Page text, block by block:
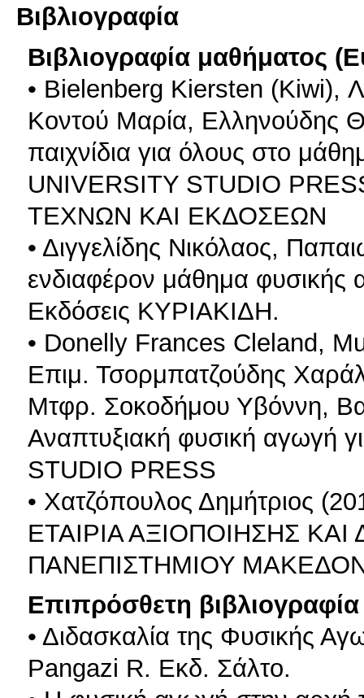
Βιβλιογραφία
Βιβλιογραφία μαθήματος
• Bielenberg Kiersten (Kiwi),
Κοντού Μαρία, Ελληνούδης
παιχνίδια για όλους στο
UNIVERSITY STUDIO
ΤΕΧΝΩΝ ΚΑΙ ΕΚΔΟΣΕΩΝ
• Διγγελίδης Νικόλαος,
ενδιαφέρον μάθημα φυσικής
Εκδόσεις ΚΥΡΙΑΚΙΔΗ.
• Donelly Frances Cleland,
Επιμ. Τσορμπατζούδης
Μτφρ. Σοκοδήμου Υβόννη,
Αναπτυξιακή φυσική αγωγή
STUDIO PRESS
• Χατζόπουλος Δημήτριος
ΕΤΑΙΡΙΑ ΑΞΙΟΠΟΙΗΣΗΣ
ΠΑΝΕΠΙΣΤΗΜΙΟΥ
Επιπρόσθετη βιβλιογραφία
• Διδασκαλία της Φυσικής
Pangazi R. Εκδ. Σάλτο.